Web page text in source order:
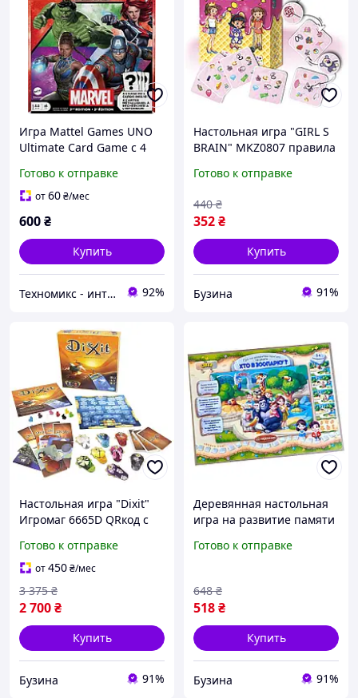
Игра Mattel Games UNO
Ultimate Card Game с 4
правилами на 2-4 игрока,
2-е издание
Готово к отправке
от60₴/мес
600₴
Купить
Техномикс - интернет - магазин качественной техники, электроники и других товаров для дома и работы 92%
Настольная игра "GIRL S
BRAIN" MKZ0807 правила
Готово к отправке
352₴
440 ₴
Купить
Бузина 91%
Настольная игра "Dixit"
Игромаг 6665D QRкод с
World-of-Toys
Готово к отправке
от450₴/мес
2 700₴
3 375 ₴
Купить
Бузина 91%
Деревянная настольная
игра на развитие памяти
Panda Toys
Готово к отправке
518₴
648 ₴
Купить
Бузина 91%